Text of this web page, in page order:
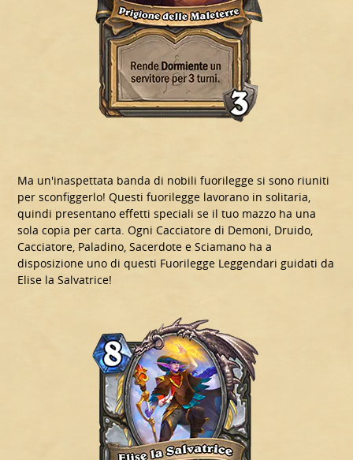
Ma un'inaspettata banda di nobili fuorilegge si sono riuniti
per sconfiggerlo! Questi fuorilegge lavorano in solitaria,
quindi presentano effetti speciali se il tuo mazzo ha una
sola copia per carta. Ogni Cacciatore di Demoni, Druido,
Cacciatore, Paladino, Sacerdote e Sciamano ha a
disposizione uno di questi Fuorilegge Leggendari guidati da
Elise la Salvatrice!